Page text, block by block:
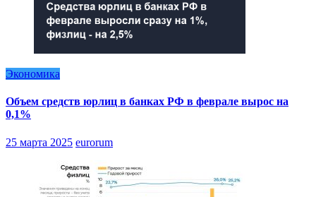
Экономика
Объем средств юрлиц в банках РФ в феврале вырос на
0,1%
25 марта 2025 eurorum